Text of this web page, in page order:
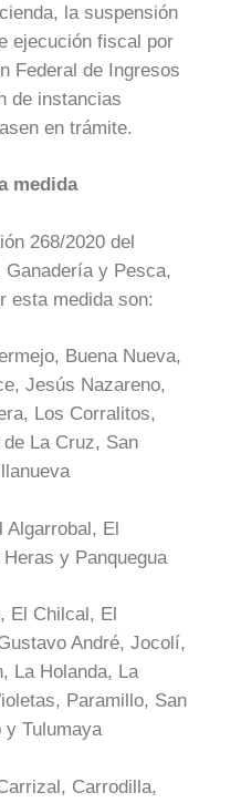
la suspensión
ejecución fiscal por
Federal de Ingresos
de instancias
en trámite.
medida
268/2020 del
y Pesca,
esta medida son:
Buena Nueva,
Jesús Nazareno,
Los Corralitos,
La Cruz, San
Algarrobal, El
y Panquegua
El Chilcal, El
André, Jocolí,
La Holanda, La
Paramillo, San
y Tulumaya
Carrodilla,